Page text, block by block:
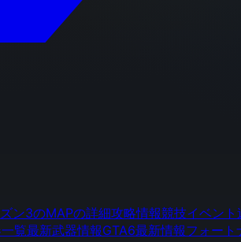
ン3のMAPの詳細攻略情報競技イベント
覧最新武器情報GTA6最新情報フォート